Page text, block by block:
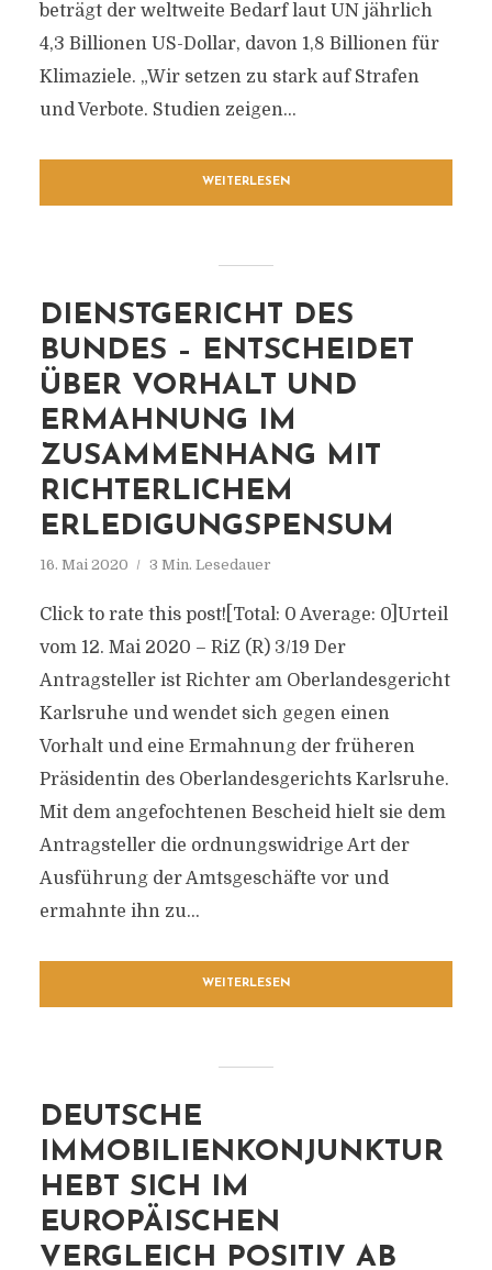
beträgt der weltweite Bedarf laut UN jährlich
4,3 Billionen US-Dollar, davon 1,8 Billionen für
Klimaziele. „Wir setzen zu stark auf Strafen
und Verbote. Studien zeigen...
WEITERLESEN
DIENSTGERICHT DES
BUNDES – ENTSCHEIDET
ÜBER VORHALT UND
ERMAHNUNG IM
ZUSAMMENHANG MIT
RICHTERLICHEM
ERLEDIGUNGSPENSUM
16. Mai 2020 3 Min. Lesedauer
Click to rate this post![Total: 0 Average: 0]Urteil
vom 12. Mai 2020 – RiZ (R) 3/19 Der
Antragsteller ist Richter am Oberlandesgericht
Karlsruhe und wendet sich gegen einen
Vorhalt und eine Ermahnung der früheren
Präsidentin des Oberlandesgerichts Karlsruhe.
Mit dem angefochtenen Bescheid hielt sie dem
Antragsteller die ordnungswidrige Art der
Ausführung der Amtsgeschäfte vor und
ermahnte ihn zu...
WEITERLESEN
DEUTSCHE
IMMOBILIENKONJUNKTUR
HEBT SICH IM
EUROPÄISCHEN
VERGLEICH POSITIV AB